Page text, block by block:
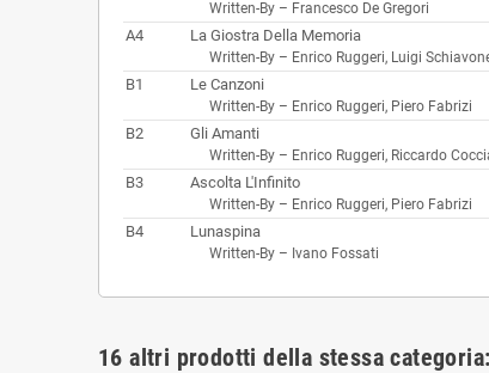
Written-By – Francesco De Gregori
A4 La Giostra Della Memoria
Written-By – Enrico Ruggeri, Luigi
B1 Le Canzoni
Written-By – Enrico Ruggeri, Piero Fabrizi
B2 Gli Amanti
Written-By – Enrico Ruggeri, Riccardo
B3 Ascolta L'Infinito
Written-By – Enrico Ruggeri, Piero Fabrizi
B4 Lunaspina
Written-By – Ivano Fossati
16 altri prodotti della stessa categoria: